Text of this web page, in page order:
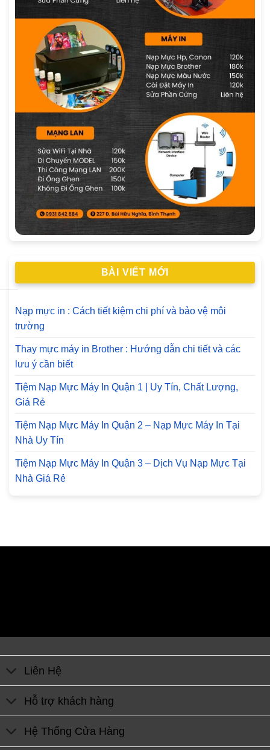
BÀI VIẾT MỚI
Nạp mực in : Cách tiết kiệm chi phí và bảo vệ môi
trường
Thay mực máy in Brother : Hướng dẫn chi tiết và các
lưu ý cần biết
Tiệm Nạp Mực Máy In Quận 1 | Uy Tín, Chất Lượng,
Giá Rẻ
Tiệm Nạp Mực Máy In Quận 2 – Nạp Mực Máy In Tại
Nhà Uy Tín
Tiệm Nạp Mực Máy In Quận 3 – Dịch Vụ Nạp Mực Tại
Nhà Giá Rẻ
Liên Hệ
Hỗ trợ khách hàng
Hệ Thống Cửa Hàng